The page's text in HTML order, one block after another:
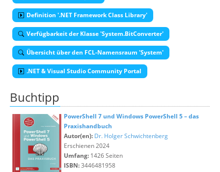
Definition '.NET Framework Class Library'
Verfügbarkeit der Klasse 'System.BitConverter'
Übersicht über den FCL-Namensraum 'System'
.NET & Visual Studio Community Portal
Buchtipp
PowerShell 7 und Windows PowerShell 5 – das
Praxishandbuch
Autor(en): Dr. Holger Schwichtenberg
Erschienen 2024
Umfang: 1426 Seiten
ISBN:3446481958